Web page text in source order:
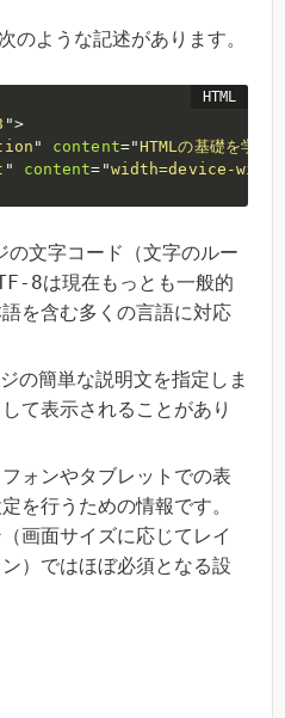
のような記述があります。
">
" content="HTMLの基礎を学べ
" content= "width=device-
の文字コード（文字のルー
8は現在もっとも一般的
を含む多くの言語に対応
ジの簡単な説明文を指定しま
て表示されることがあり
フォンやタブレットでの表
を行うための情報です。
画面サイズに応じてレイ
）ではほぼ必須となる設